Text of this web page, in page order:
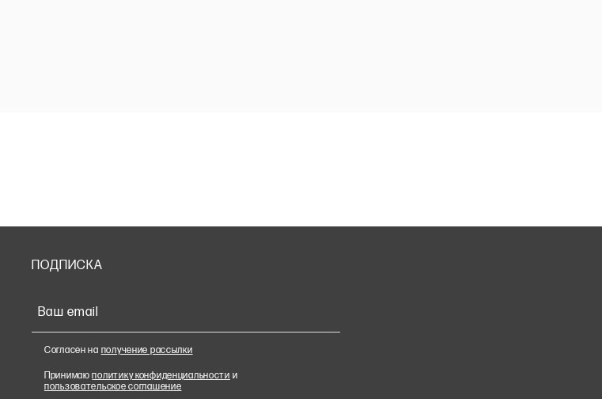
ПОДПИСКА
Ваш email
Согласен на получение рассылки
Принимаюполитику конфиденциальности и
пользовательское соглашение